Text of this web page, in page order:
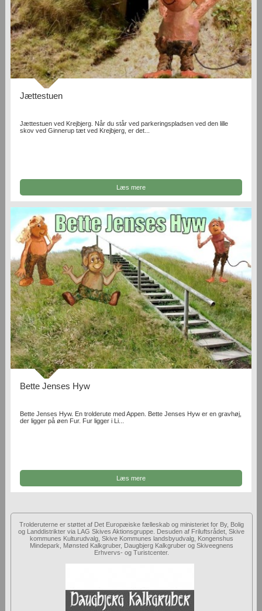
Jættestuen
Jættestuen ved Krejbjerg. Når du står ved parkeringspladsen ved den lille
skov ved Ginnerup tæt ved Krejbjerg, er det...
Læs mere
Bette Jenses Hyw
Bette Jenses Hyw. En trolderute med Appen. Bette Jenses Hyw er en gravhøj,
der ligger på øen Fur. Fur ligger i Li...
Læs mere
Trolderuterne er støttet af Det Europæiske fælleskab og ministeriet for By, Bolig
og Landdistrikter via LAG Skives Aktionsgruppe. Desuden af Friluftsrådet, Skive
kommunes Kulturudvalg, Skive Kommunes landsbyudvalg, Kongenshus
Mindepark, Mønsted Kalkgruber, Daugbjerg Kalkgruber og Skiveegnens
Erhvervs- og Turistcenter.